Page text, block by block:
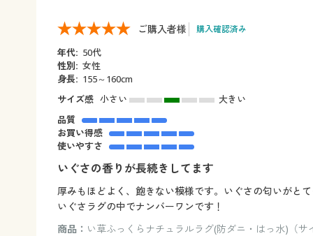
ご購入者様 購入確認済み
年代: 50代
性別: 女性
身長: 155～160cm
サイズ感 小さい
大きい
品質
お買い得感
使いやすさ
いぐさの香りが長続きしてます
厚みもほどよく、飽きない模様です。いぐさの匂いがと
いぐさラグの中でナンバーワンです！
商品： い草ふっくらナチュラルラグ(防ダニ・はっ水)（サ